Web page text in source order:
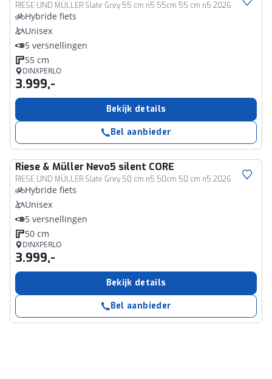
RIESE UND MÜLLER Slate Grey 55 cm n5 55cm 55 cm n5 2026
Hybride fiets
Unisex
5 versnellingen
55 cm
DINXPERLO
3.999,-
Bekijk details
Bel aanbieder
Riese & Müller Nevo5 silent CORE
RIESE UND MÜLLER Slate Grey 50 cm n5 50cm 50 cm n5 2026
Hybride fiets
Unisex
5 versnellingen
50 cm
DINXPERLO
3.999,-
Bekijk details
Bel aanbieder